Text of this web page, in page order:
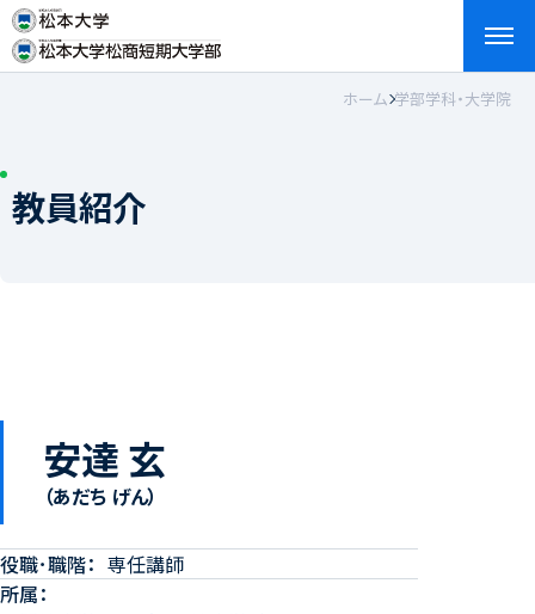
アクセス English
ホーム 学部学科・大学院
教員紹介
安達 玄
（あだち げん）
役職･職階
専任講師
所属